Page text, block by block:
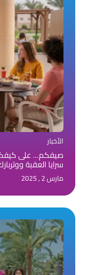
الأخبار
صيفكم… على
سرايا العقبة ووتربارك
مارس 2 , 2025